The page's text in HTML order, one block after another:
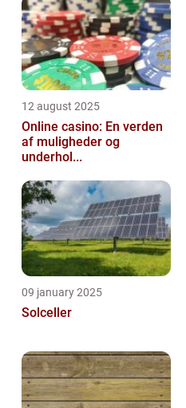
12 august 2025
Online casino: En verden
af muligheder og
underhol...
09 january 2025
Solceller